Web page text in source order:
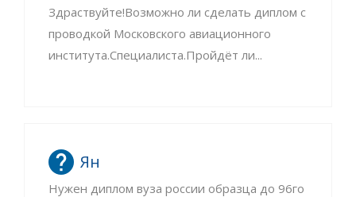
Здраствуйте!Возможно ли сделать диплом с
проводкой Московского авиационного
института.Специалиста.Пройдёт ли...
Ян
Нужен диплом вуза россии образца до 96го